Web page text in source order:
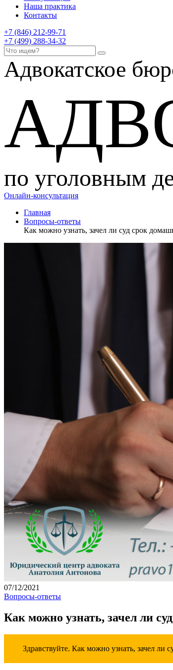
Наша практика
Контакты
+7 (846) 212-99-71
+7 (499) 288-34-32
Адвокатское
по уголовным
Онлайн-консультация
Главная
Вопросы-ответы
Как можно узнать, зачел ли суд срок
07/12/2021
Вопросы-ответы
Как можно узнать, зачел ли
Здравствуйте. Как можно узнать, зачел ли